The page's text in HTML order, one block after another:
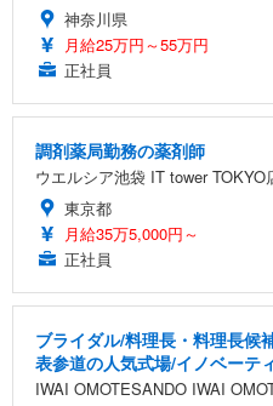
神奈川県
月給25万円～55万円
正社員
調剤薬局勤務の薬剤師
ウエルシア池袋 IT tower TOKYO
東京都
月給35万5,000円～
正社員
ブライダル/料理長・料理長候
表参道の人気式場/イノベーテ
IWAI OMOTESANDO IWAI